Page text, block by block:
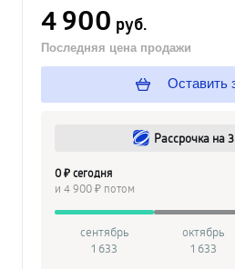
4 900 руб.
Последняя цена продажи
Оставить
Рассрочка на
0 ₽ сегодня
и 4 900 ₽ потом
сентябрь
1 633
октябрь
1 633